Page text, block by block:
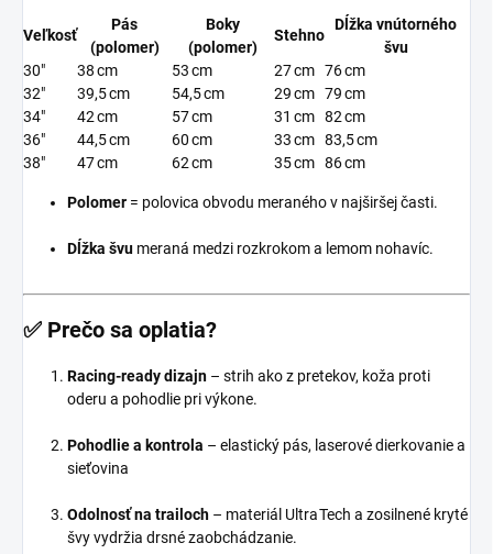
Veľkosť
Pás
(polomer)
Boky
(polomer)
Stehno
Dĺžka vnútorného
švu
30″
38 cm 53 cm 27 cm 76 cm
32″
39,5 cm 54,5 cm 29 cm 79 cm
34″
42 cm 57 cm 31 cm 82 cm
36″
44,5 cm 60 cm 33 cm 83,5 cm
38″
47 cm 62 cm 35 cm 86 cm
Polomer = polovica obvodu meraného v najširšej časti.
Dĺžka švu meraná medzi rozkrokom a lemom nohavíc.
✅ Prečo sa oplatia?
Racing-ready dizajn – strih ako z pretekov, koža proti
oderu a pohodlie pri výkone.
Pohodlie a kontrola – elastický pás, laserové dierkovanie a
sieťovina
Odolnosť na trailoch – materiál Ultra Tech a zosilnené kryté
švy vydržia drsné zaobchádzanie.